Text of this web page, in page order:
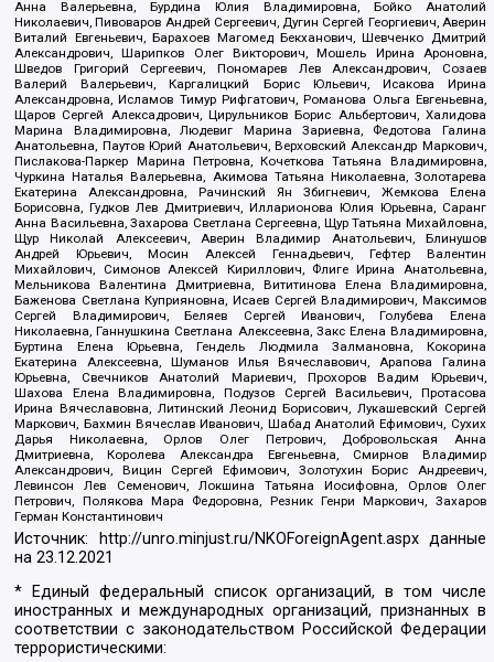
Анна Валерьевна, Бурдина Юлия Владимировна, Бойко Анатолий
Николаевич, Пивоваров Андрей Сергеевич, Дугин Сергей Георгиевич, Аверин
Виталий Евгеньевич, Барахоев Магомед Бекханович, Шевченко Дмитрий
Александрович, Шарипков Олег Викторович, Мошель Ирина Ароновна,
Шведов Григорий Сергеевич, Пономарев Лев Александрович, Созаев
Валерий Валерьевич, Каргалицкий Борис Юльевич, Исакова Ирина
Александровна, Исламов Тимур Рифгатович, Романова Ольга Евгеньевна,
Щаров Сергей Алексадрович, Цирульников Борис Альбертович, Халидова
Марина Владимировна, Людевиг Марина Зариевна, Федотова Галина
Анатольевна, Паутов Юрий Анатольевич, Верховский Александр Маркович,
Пислакова-Паркер Марина Петровна, Кочеткова Татьяна Владимировна,
Чуркина Наталья Валерьевна, Акимова Татьяна Николаевна, Золотарева
Екатерина Александровна, Рачинский Ян Збигневич, Жемкова Елена
Борисовна, Гудков Лев Дмитриевич, Илларионова Юлия Юрьевна, Саранг
Анна Васильевна, Захарова Светлана Сергеевна, Щур Татьяна Михайловна,
Щур Николай Алексеевич, Аверин Владимир Анатольевич, Блинушов
Андрей Юрьевич, Мосин Алексей Геннадьевич, Гефтер Валентин
Михайлович, Симонов Алексей Кириллович, Флиге Ирина Анатольевна,
Мельникова Валентина Дмитриевна, Вититинова Елена Владимировна,
Баженова Светлана Куприяновна, Исаев Сергей Владимирович, Максимов
Сергей Владимирович, Беляев Сергей Иванович, Голубева Елена
Николаевна, Ганнушкина Светлана Алексеевна, Закс Елена Владимировна,
Буртина Елена Юрьевна, Гендель Людмила Залмановна, Кокорина
Екатерина Алексеевна, Шуманов Илья Вячеславович, Арапова Галина
Юрьевна, Свечников Анатолий Мариевич, Прохоров Вадим Юрьевич,
Шахова Елена Владимировна, Подузов Сергей Васильевич, Протасова
Ирина Вячеславовна, Литинский Леонид Борисович, Лукашевский Сергей
Маркович, Бахмин Вячеслав Иванович, Шабад Анатолий Ефимович, Сухих
Дарья Николаевна, Орлов Олег Петрович, Добровольская Анна
Дмитриевна, Королева Александра Евгеньевна, Смирнов Владимир
Александрович, Вицин Сергей Ефимович, Золотухин Борис Андреевич,
Левинсон Лев Семенович, Локшина Татьяна Иосифовна, Орлов Олег
Петрович, Полякова Мара Федоровна, Резник Генри Маркович, Захаров
Герман Константинович
Источник: http://unro.minjust.ru/NKOForeignAgent.aspxданные
на23.12.2021
* Единый федеральный список организаций, в том числе
иностранных и международных организаций, признанных в
соответствии с законодательством Российской Федерации
террористическими: